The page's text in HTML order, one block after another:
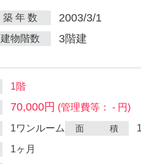
築 年 数 2003/3/1
建物階数 3階建
1階
70,000円 (管理費等： - 円)
1ワンルーム 面 積
1ヶ月